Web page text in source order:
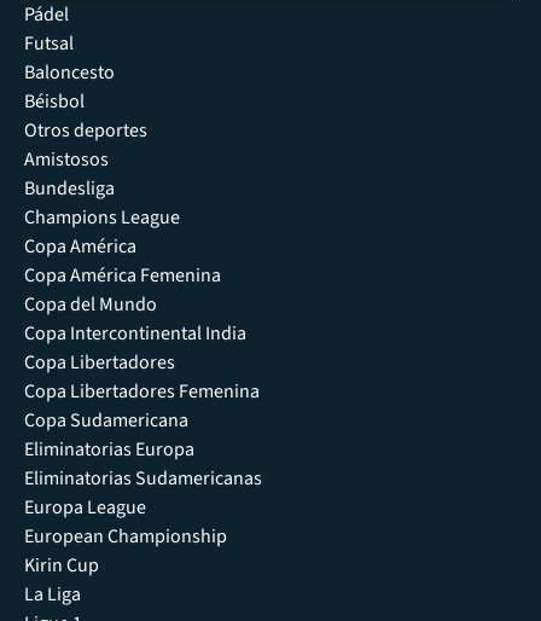
Pádel
Futsal
Baloncesto
Béisbol
Otros deportes
Amistosos
Bundesliga
Champions League
Copa América
Copa América Femenina
Copa del Mundo
Copa Intercontinental India
Copa Libertadores
Copa Libertadores Femenina
Copa Sudamericana
Eliminatorias Europa
Eliminatorias Sudamericanas
Europa League
European Championship
Kirin Cup
La Liga